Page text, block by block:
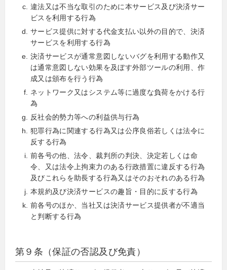
違法又は不当な取引のために本サービス及び決済サー
ビスを利用する行為
サービス提供に対する代金支払い以外の目的で、決済
サービスを利用する行為
決済サービスが通常意図しないバグを利用する動作又
は通常意図しない効果を及ぼす外部ツールの利用、作
成又は頒布を行う行為
ネットワーク又はシステム等に過度な負荷をかける行
為
反社会的勢力等への利益供与行為
犯罪行為に関連する行為又は公序良俗若しくは法令に
反する行為
前各号の他、法令、裁判所の判決、決定若しくは命
令、又は法令上拘束力のある行政措置に違反する行為
及びこれらを助長する行為又はそのおそれのある行為
本規約及び決済サービスの趣旨・目的に反する行為
前各号のほか、当社又は決済サービス提供者が不適当
と判断する行為
第９条（保証の否認及び免責）